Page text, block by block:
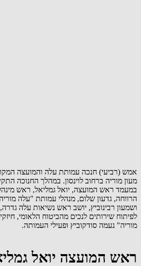
אמש (רביעי) חנכה עמותת עלה והמועצה
מעון מוריה ברחוב לוינסון. במהלך החנוכה
במעמד ראש המועצה, יואל גמליאל, ראש
הרווחה, גדעון שלום, מנהלי עמותת "עלה
ושמעון רבינוביץ, יושב ראש נשיאות עלה
לפיתוח שירותים לנכים מהביטוח הלאומי,
מוריה" נעמה סודקוביץ ופעילי העמותה.
ראש המועצה יואל